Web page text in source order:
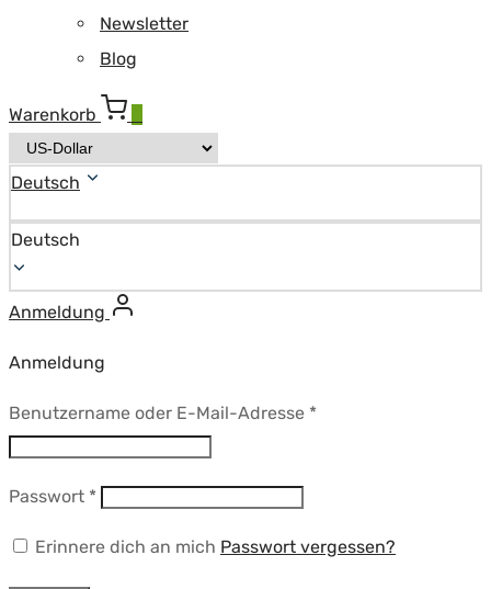
Newsletter
Blog
Warenkorb
Deutsch
Deutsch
Anmeldung
Anmeldung
Benutzername oder E-Mail-Adresse *Erforderlich
Passwort *Erforderlich
Erinnere dich an mich Passwort vergessen?